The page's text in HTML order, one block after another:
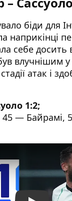
біди для
наприкінці
себе досить
влучнішим у
атак і
1:2;
— Байрамі,